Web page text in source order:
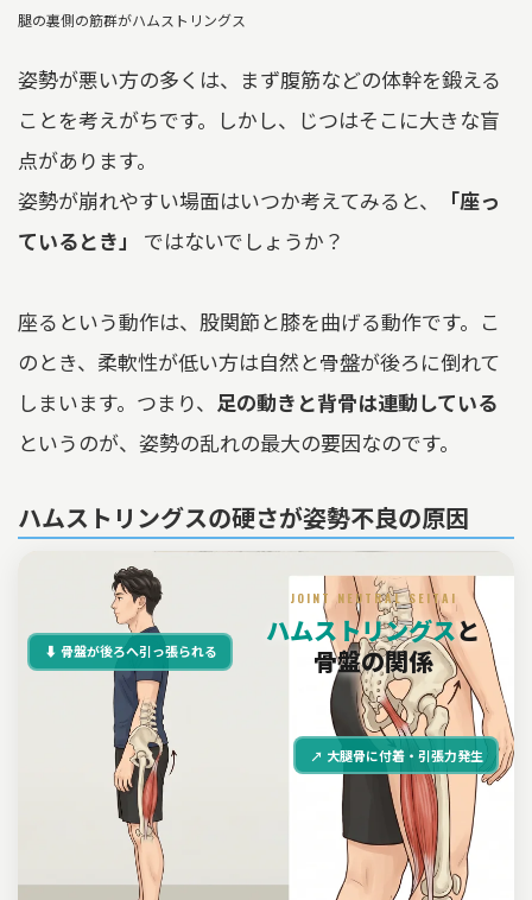
腿の裏側の筋群がハムストリングス
姿勢が悪い方の多くは、まず腹筋などの体幹を鍛える
ことを考えがちです。しかし、じつはそこに大きな盲
点があります。
姿勢が崩れやすい場面はいつか考えてみると、
「座っ
ているとき」
ではないでしょうか？
座るという動作は、股関節と膝を曲げる動作です。こ
のとき、柔軟性が低い方は自然と骨盤が後ろに倒れて
しまいます。つまり、 足の動きと背骨は連動している
というのが、姿勢の乱れの最大の要因なのです。
ハムストリングスの硬さが姿勢不良の原因
JOINT NEUTRAL SEITAI
ハムストリングスと
骨盤の関係
⬇ 骨盤が後ろへ引っ張られる
↗ 大腿骨に付着・引張力発生